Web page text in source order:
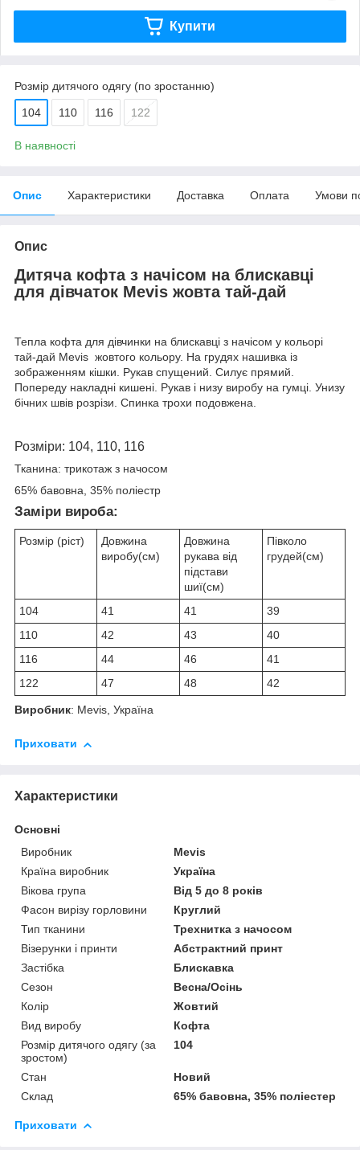
Купити
Розмір дитячого одягу (по зростанню)
104 110 116 122
В наявності
Опис Характеристики Доставка Оплата Умови
Опис
Дитяча кофта з начісом на блискавці
для дівчаток Mevis жовта тай-дай
Тепла кофта для дівчинки на блискавці з начісом у кольорі
тай-дай Mevis жовтого кольору. На грудях нашивка із
зображенням кішки. Рукав спущений. Силує прямий.
Попереду накладні кишені. Рукав і низу виробу на гумці. Унизу
бічних швів розрізи. Спинка трохи подовжена.
Розміри: 104, 110, 116
Тканина: трикотаж з начосом
65% бавовна, 35% поліестр
Заміри вироба:
Розмір (ріст)
Довжина
виробу(см)
Довжина
рукава від
підстави
шиї(см)
Півколо
грудей(см)
104 41 41
39
110
42 43
40
116
44 46
41
122
47 48 42
Виробник: Mevis, Україна
Приховати
Характеристики
Основні
Виробник
Mevis
Країна виробник
Україна
Вікова група
Від 5 до 8 років
Фасон вирізу горловини
Круглий
Тип тканини
Трехнитка з начосом
Візерунки і принти
Абстрактний принт
Застібка
Блискавка
Сезон
Весна/Осінь
Колір
Жовтий
Вид виробу
Кофта
Розмір дитячого одягу (за
зростом)
104
Стан
Новий
Склад
65% бавовна, 35% поліестер
Приховати